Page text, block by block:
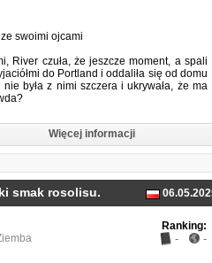
swoimi ojcami
River czuła, że jeszcze moment, a spali
do Portland i oddaliła się od domu
była z nimi szczera i ukrywała, że ma
to dziewczyna wiedziała, że ma
Więcej informacji
smak rosolisu. Lwowska
Ranking:
- -